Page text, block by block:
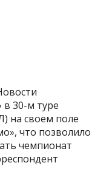
в 30-м туре
на своем поле
что позволило
чемпионат